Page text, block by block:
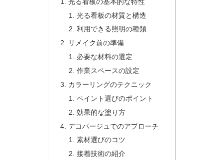
光る看板の材質と構造
利用できる照明の種類
リメイク前の準備
必要な材料の選定
作業スペースの設定
カラーリングのテクニック
ペイント選びのポイント
効果的な塗り方
デコパージュでのアプローチ
素材選びのコツ
接着技術の紹介